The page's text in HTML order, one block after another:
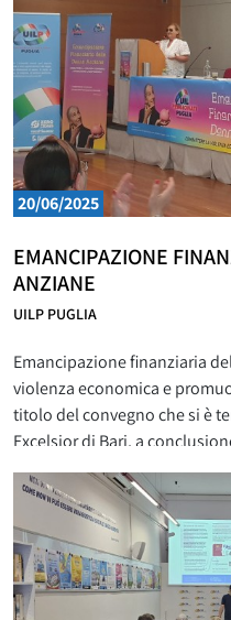
20/06/2025
EMANCIPAZIONE
ANZIANE
UILP PUGLIA
Emancipazione finanziaria
violenza economica e
titolo del convegno che si è
Excelsior di Bari, a
formazione promosso dalla
collaborazione con il suo
sala gremita ha accolto